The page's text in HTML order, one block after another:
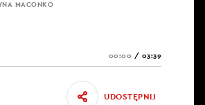
MACONKO
00:00 / 03:39
UDOSTĘPNIJ